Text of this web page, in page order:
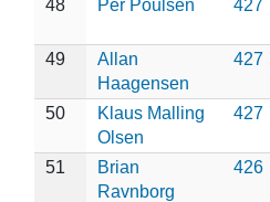
48 Per Poulsen 427
49
Allan
Haagensen
427
50
Klaus Malling
Olsen
427
51
Brian
Ravnborg
426